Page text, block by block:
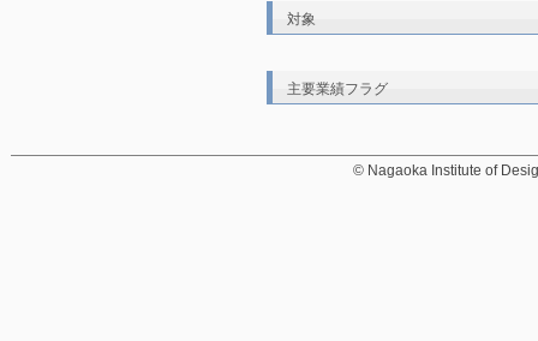
対象
主要業績フラグ